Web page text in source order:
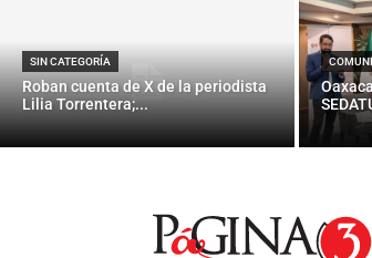
SIN CATEGORÍA
Roban cuenta de X de la periodista
Lilia Torrentera;...